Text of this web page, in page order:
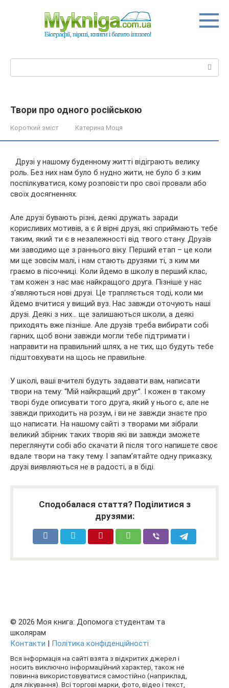
Твори про одного російською
Короткий зміст Катерина Моця
Друзі у нашому буденному житті відіграють велику
роль. Без них нам було б нудно жити, не було б з ким
поспілкуватися, кому розповісти про свої провали або
своїх досягненнях.
Але друзі бувають різні, деякі дружать заради
корисливих мотивів, а є й вірні друзі, які сприймають тебе
таким, який ти є в незалежності від твого стану. Друзів
ми заводимо ще з раннього віку. Перший етап – це коли
ми ще зовсім малі, і нам стають друзями ті, з ким ми
граємо в пісочниці. Коли йдемо в школу в перший клас,
там кожен з нас має найкращого друга. Пізніше у нас
з’являються нові друзі. Це трапляється тоді, коли ми
йдемо вчитися у вищий вуз. Нас завжди оточують наші
друзі. Деякі з них… ще залишаються школи, а деякі
приходять вже пізніше. Але друзів треба вибирати собі
гарних, щоб вони завжди могли тебе підтримати і
направити на правильний шлях, а не тих, що будуть тебе
підштовхувати на щось не правильне.
У школі, ваші вчителі будуть задавати вам, написати
твори на тему: “Мій найкращий друг”. І кожен в такому
творі буде описувати того друга, який у нього є, але не
завжди приходить на розум, і ви не завжди знаєте про
що написати. На нашому сайті з творами ми зібрали
великий збірник таких творів які ви завжди зможете
переглянути собі або скачати й після того напишете своє
вдале твори на таку тему. І запам’ятайте одну приказку,
друзі виявляються не в радості, а в біді.
Сподобалася стаття? Поділитися з
друзями:
© 2026 Моя книга: Допомога студентам та
школярам
Контакти | Політика конфіденційності
Вся інформація на сайті взята з відкритих джерел і
носить виключно інформаційний характер, також не
повинна використовуватися самостійно (наприклад,
для лікування). Всі торгові марки, фото, відео і текст,